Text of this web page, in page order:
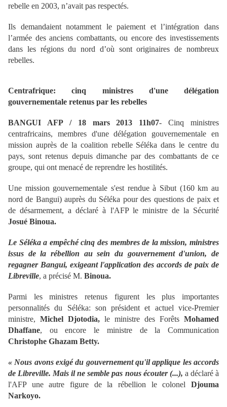
rebelle en 2003, n’avait pas respectés.
Ils demandaient notamment le paiement et l’intégration dans
l’armée des anciens combattants, ou encore des investissements
dans les régions du nord d’où sont originaires de nombreux
rebelles.
Centrafrique: cinq ministres d'une délégation
gouvernementale retenus par les rebelles
BANGUI AFP / 18 mars 2013 11h07- Cinq ministres
centrafricains, membres d'une délégation gouvernementale en
mission auprès de la coalition rebelle Séléka dans le centre du
pays, sont retenus depuis dimanche par des combattants de ce
groupe, qui ont menacé de reprendre les hostilités.
Une mission gouvernementale s'est rendue à Sibut (160 km au
nord de Bangui) auprès du Séléka pour des questions de paix et
de désarmement, a déclaré à l'AFP le ministre de la Sécurité
Josué Binoua.
Le Séléka a empêché cinq des membres de la mission, ministres
issus de la rébellion au sein du gouvernement d'union, de
regagner Bangui, exigeant l'application des accords de paix de
Libreville, a précisé M. Binoua.
Parmi les ministres retenus figurent les plus importantes
personnalités du Séléka: son président et actuel vice-Premier
ministre, Michel Djotodia, le ministre des Forêts Mohamed
Dhaffane, ou encore le ministre de la Communication
Christophe Ghazam Betty.
« Nous avons exigé du gouvernement qu'il applique les accords
de Libreville. Mais il ne semble pas nous écouter (...), a déclaré à
l'AFP une autre figure de la rébellion le colonel Djouma
Narkoyo.